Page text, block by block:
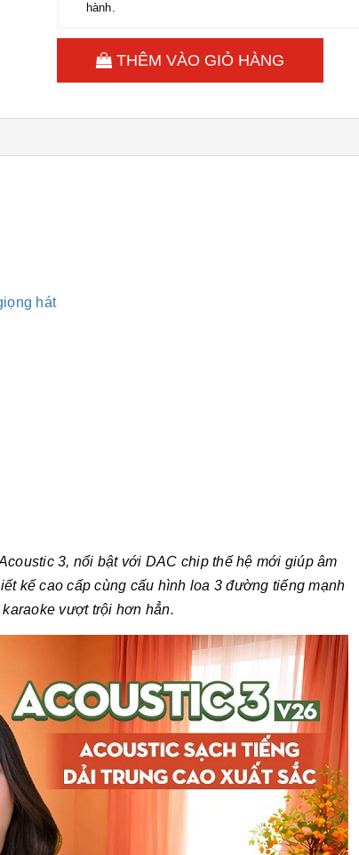
hành.
THÊM VÀO GIỎ HÀNG
hát
3, nổi bật với DAC chip thế hệ mới giúp âm
kế cao cấp cùng cấu hình loa 3 đường tiếng mạnh
vượt trội hơn hẳn.